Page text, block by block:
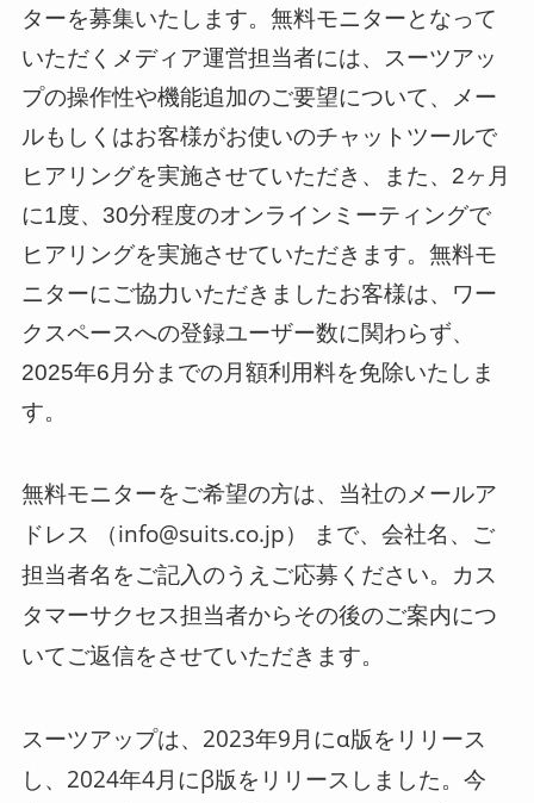
ターを募集いたします。無料モニターとなって
いただくメディア運営担当者には、スーツアッ
プの操作性や機能追加のご要望について、メー
ルもしくはお客様がお使いのチャットツールで
ヒアリングを実施させていただき、また、2ヶ月
に1度、30分程度のオンラインミーティングで
ヒアリングを実施させていただきます。無料モ
ニターにご協力いただきましたお客様は、ワー
クスペースへの登録ユーザー数に関わらず、
2025年6月分までの月額利用料を免除いたしま
す。
無料モニターをご希望の方は、当社のメールア
ドレス （info@suits.co.jp） まで、会社名、ご
担当者名をご記入のうえご応募ください。カス
タマーサクセス担当者からその後のご案内につ
いてご返信をさせていただきます。
スーツアップは、2023年9月にα版をリリース
し、2024年4月にβ版をリリースしました。今